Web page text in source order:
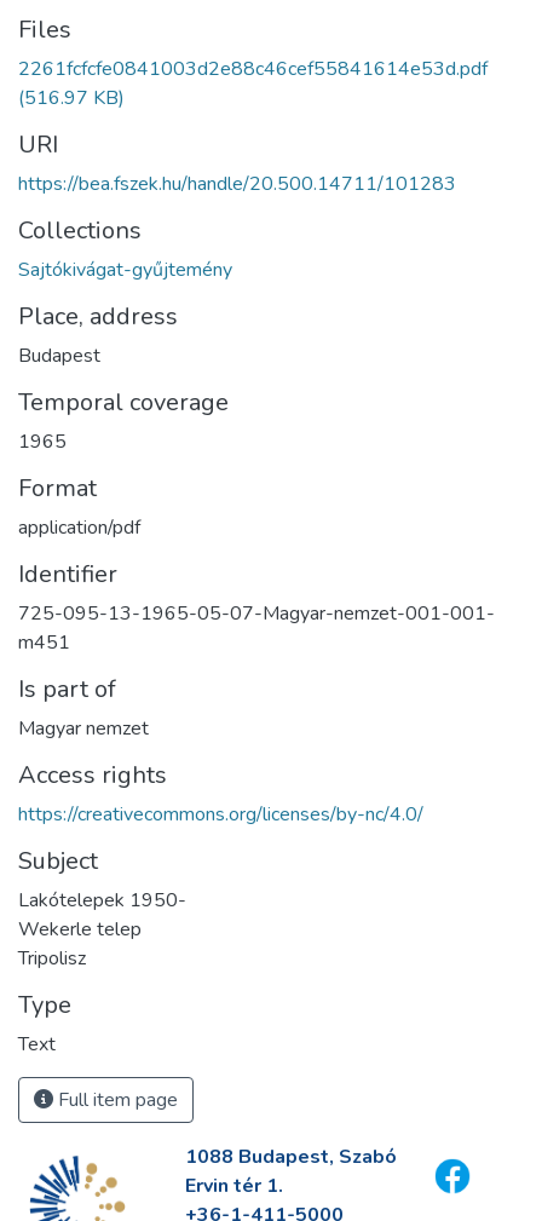
Files
2261fcfcfe0841003d2e88c46cef55841614e53d.pdf
(516.97 KB)
URI
https://bea.fszek.hu/handle/20.500.14711/101283
Collections
Sajtókivágat-gyűjtemény
Place, address
Budapest
Temporal coverage
1965
Format
application/pdf
Identifier
725-095-13-1965-05-07-Magyar-nemzet-001-001-
m451
Is part of
Magyar nemzet
Access rights
https://creativecommons.org/licenses/by-nc/4.0/
Subject
Lakótelepek 1950-
Wekerle telep
Tripolisz
Type
Text
Full item page
1088 Budapest, Szabó
Ervin tér 1.
+36-1-411-5000